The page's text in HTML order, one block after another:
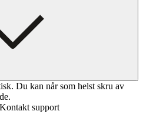
Du kan når som helst skru av
support